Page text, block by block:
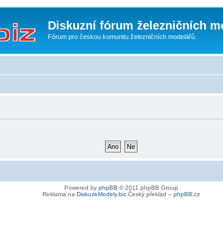
Diskuzní fórum železničních
Fórum pro českou komunitu železničních modelářů.
Powered by phpBB © 2011 phpBB Group
Reklama na DiskuzeModely.bizČeský překlad – phpBB.cz